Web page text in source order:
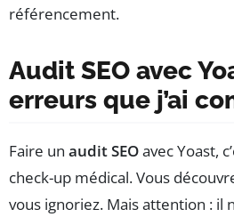
référencement.
Audit SEO avec
erreurs que j’ai
Faire un audit SEOavec Yoast,
check-up médical. Vous
vous ignoriez. Mais attention : il